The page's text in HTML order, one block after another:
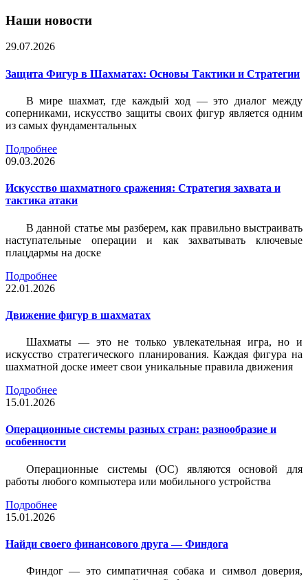
Наши новости
29.07.2026
Защита Фигур в Шахматах: Основы Тактики и Стратегии
В мире шахмат, где каждый ход — это диалог между
соперниками, искусство защиты своих фигур является одним
из самых фундаментальных
Подробнее
09.03.2026
Искусство шахматного сражения: Стратегия захвата и
тактика атаки
В данной статье мы разберем, как правильно выстраивать
наступательные операции и как захватывать ключевые
плацдармы на доске
Подробнее
22.01.2026
Движение фигур в шахматах
Шахматы — это не только увлекательная игра, но и
искусство стратегического планирования. Каждая фигура на
шахматной доске имеет свои уникальные правила движения
Подробнее
15.01.2026
Операционные системы разных стран: разнообразие и
особенности
Операционные системы (ОС) являются основой для
работы любого компьютера или мобильного устройства
Подробнее
15.01.2026
Найди своего финансового друга — Финдога
Финдог — это симпатичная собака и символ доверия,